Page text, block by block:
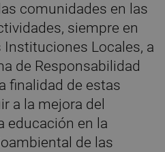
comunidades en las
siempre en
Locales, a
de Responsabilidad
finalidad de estas
a la mejora del
educación en la
de las